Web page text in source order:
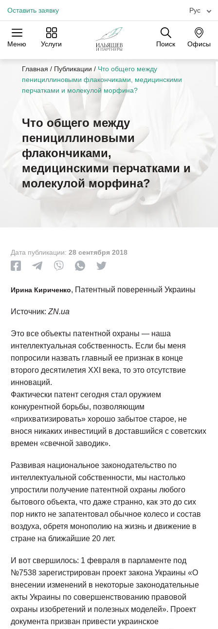
Оставить заявку Рус
Меню Услуги Поиск Офисы
Практики Отрасли
Офисы
Главная / Публикации / Что общего между
пенициллиновыми флакончиками, медицинскими
перчатками и молекулой морфина?
Что общего между
пенициллиновыми
флакончиками,
медицинскими перчатками и
молекулой морфина?
Дата публикации:28 сентября 2018
Ирина Кириченко, Патентный поверенный Украины
Источник:ZN.ua
Это все объекты патентной охраны — наша
интеллектуальная собственность. Если бы меня
попросили назвать главный ее признак в конце
второго десятилетия XXI века, то это отсутствие
инноваций.
Фактически патент сегодня стал оружием
конкурентной борьбы, позволяющим
«прихватизировать» хорошо забытое старое, не
внося никаких инвестиций в доставшийся с советских
времен «свечной заводик».
Развивая национальное законодательство по
интеллектуальной собственности, мы настолько
упростили получение патентной охраны любого
бытового объекта, что даже странно, как это до сих
пор никто не запатентовал обычное колесо и состав
воздуха, обретя монополию на жизнь и движение в
стране на ближайшие 20 лет.
И вот свершилось: 1 февраля в парламенте под
№7538 зарегистрирован проект закона Украины «О
внесении изменений в некоторые законодательные
акты Украины по совершенствованию правовой
охраны изобретений и полезных моделей». Проект
документа призван привести украинское